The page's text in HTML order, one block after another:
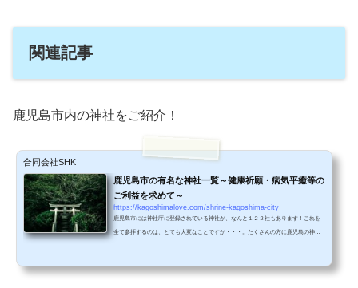
関連記事
鹿児島市内の神社をご紹介！
合同会社SHK
鹿児島市の有名な神社一覧～健康祈願・病気平癒等の
ご利益を求めて～
https://kagoshimalove.com/shrine-kagoshima-city
鹿児島市には神社庁に登録されている神社が、なんと１２２社もあります！これを
全て参拝するのは、とても大変なことですが・・・。たくさんの方に鹿児島の神社
幡宮 鹿児島市下荒田2-7-21 伊佐智佐神社 鹿児島市和田町1064-1 伊勢神社 鹿児島市